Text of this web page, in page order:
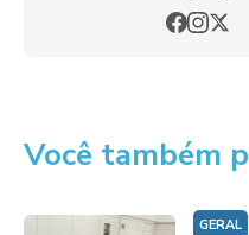
Você também
GERAL